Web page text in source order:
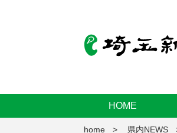
HOME
home 県内NEWS